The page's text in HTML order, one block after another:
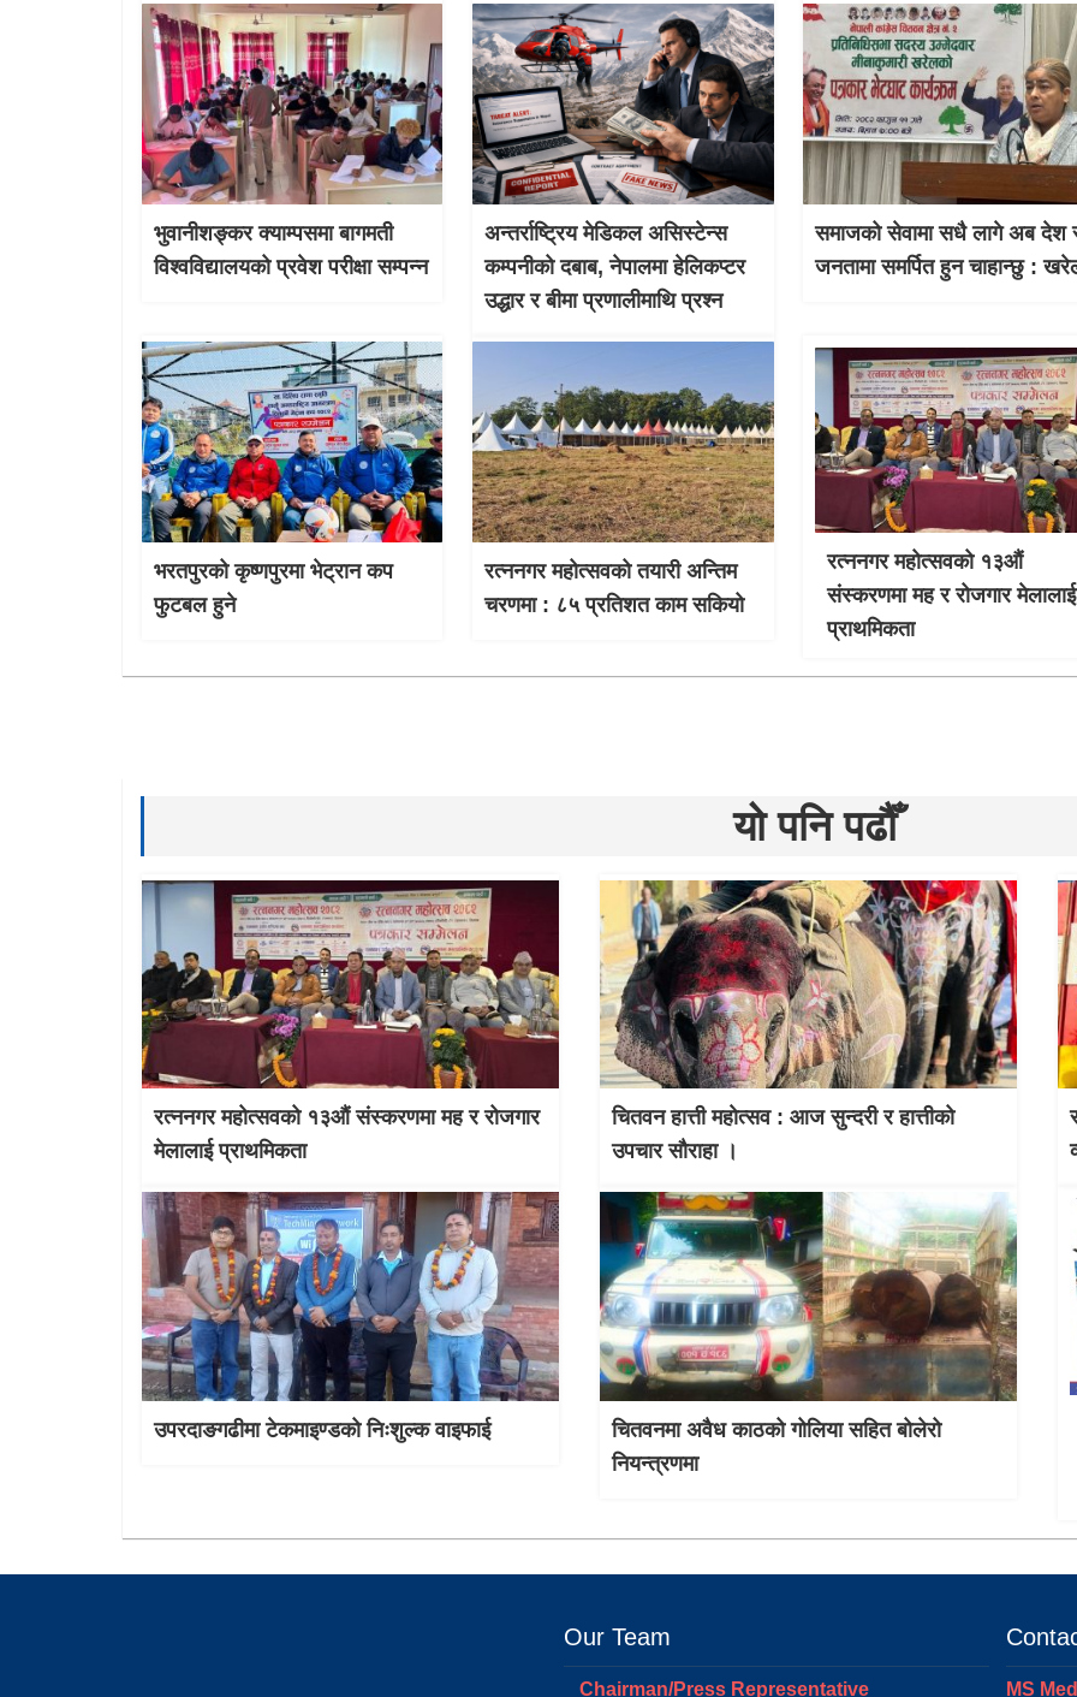
भुवानीशङ्कर क्याम्पसमा बागमती
विश्वविद्यालयको प्रवेश परीक्षा सम्पन्न
अन्तर्राष्ट्रिय मेडिकल असिस्टेन्स
कम्पनीको दबाब, नेपालमा हेलिकप्टर
उद्धार र बीमा प्रणालीमाथि प्रश्न
समाजको सेवामा सधै लागे अब देश
जनतामा समर्पित हुन चाहान्छु :
भरतपुरको कृष्णपुरमा भेट्रान कप
फुटबल हुने
रत्ननगर महोत्सवको तयारी अन्तिम
चरणमा : ८५ प्रतिशत काम सकियो
रत्ननगर महोत्सवको १३औं
संस्करणमा मह र रोजगार मेलालाई
प्राथमिकता
यो पनि पढौँ
रत्ननगर महोत्सवको १३औं संस्करणमा मह र रोजगार
मेलालाई प्राथमिकता
चितवन हात्ती महाेत्सव : आज सुन्दरी र हात्तीको
उपचार साैराहा ।
उपरदाङगढीमा टेकमाइण्डको निःशुल्क वाइफाई
चितवनमा अवैध काठको गोलिया सहित बोलेरो
नियन्त्रणमा
Our Team
Chairman/Press Representative MS